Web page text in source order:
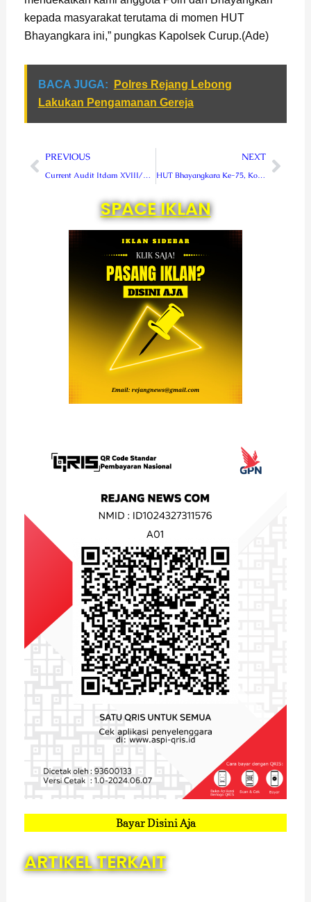
kepada masyarakat terutama di momen HUT
Bhayangkara ini,” pungkas Kapolsek Curup.(Ade)
BACA JUGA:
Polres Rejang Lebong
Lakukan Pengamanan Gereja
Prev
PREVIOUS
Current Audit Itdam XVIII/Kasuari TW II Tahun 2021, Proses Pengawasan dan Perbaikan Masalah Satuan
NEXT
HUT Bhayangkara Ke-75, Kodam XVIII/Kasuari Beri Kejutan Untuk Polda Papua Barat
Next
SPACE IKLAN
Bayar Disini Aja
ARTIKEL TERKAIT